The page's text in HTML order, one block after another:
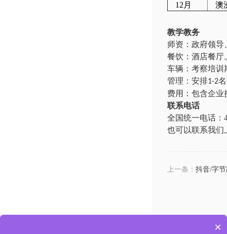
12月
澳
教学教务
师资：政府领导
餐饮 ： 酒店餐厅
车辆： 考察培训
管理： 安排1-2
费用： 包含企业
联系电话
全国统一电话 ：
也可以联系我们
上一条： 抖音/字
×